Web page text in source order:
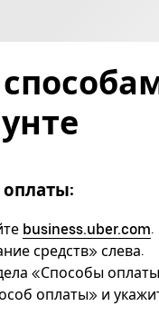
оплаты:
business.uber.com.
средств» слева.
«Способы
оплаты» и